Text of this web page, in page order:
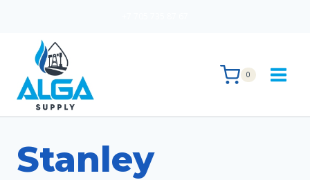
содержимому
0
Stanley